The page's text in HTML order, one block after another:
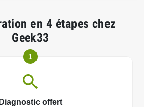
en 4 étapes chez
Geek33
1
offert